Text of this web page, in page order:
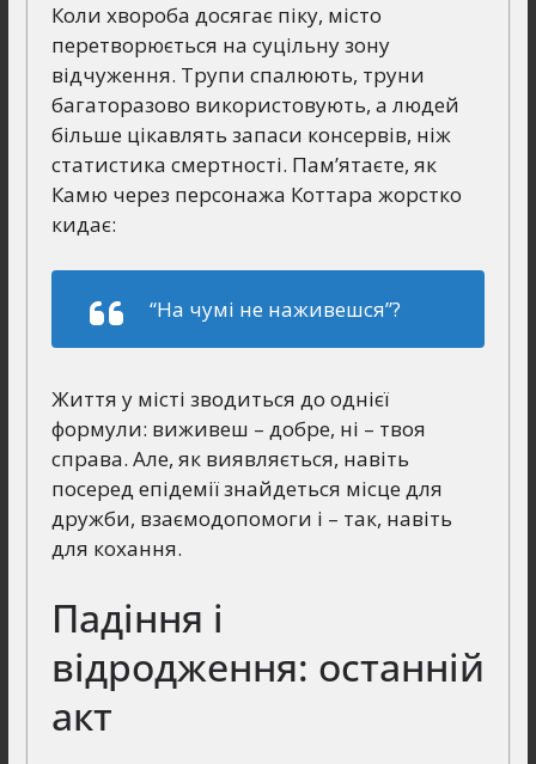
Коли хвороба досягає піку, місто
перетворюється на суцільну зону
відчуження. Трупи спалюють, труни
багаторазово використовують, а людей
більше цікавлять запаси консервів, ніж
статистика смертності. Пам’ятаєте, як
Камю через персонажа Коттара жорстко
кидає:
“На чумі не наживешся”?
Життя у місті зводиться до однієї
формули: виживеш – добре, ні – твоя
справа. Але, як виявляється, навіть
посеред епідемії знайдеться місце для
дружби, взаємодопомоги і – так, навіть
для кохання.
Падіння і
відродження: останній
акт